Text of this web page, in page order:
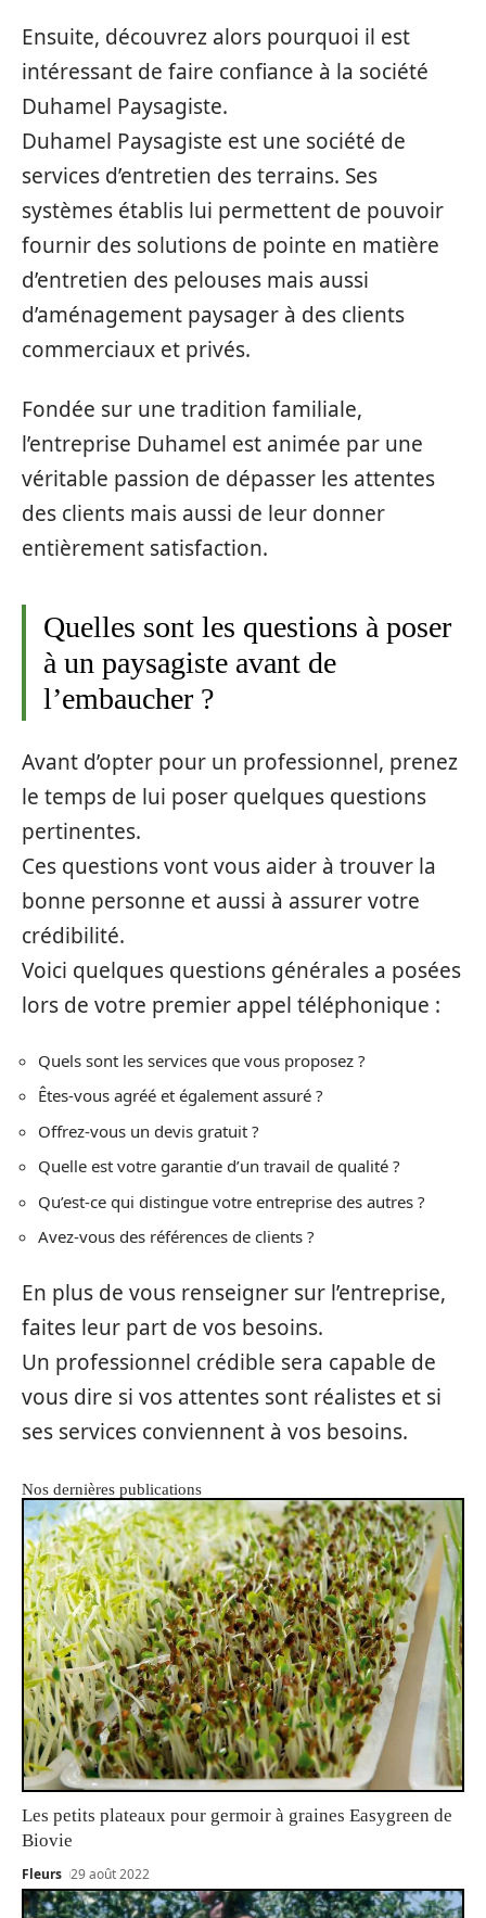
Ensuite, découvrez alors pourquoi il est
intéressant de faire confiance à la société
Duhamel Paysagiste.
Duhamel Paysagiste est une société de
services d’entretien des terrains. Ses
systèmes établis lui permettent de pouvoir
fournir des solutions de pointe en matière
d’entretien des pelouses mais aussi
d’aménagement paysager à des clients
commerciaux et privés.
Fondée sur une tradition familiale,
l’entreprise Duhamel est animée par une
véritable passion de dépasser les attentes
des clients mais aussi de leur donner
entièrement satisfaction.
Quelles sont les questions à poser
à un paysagiste avant de
l’embaucher ?
Avant d’opter pour un professionnel, prenez
le temps de lui poser quelques questions
pertinentes.
Ces questions vont vous aider à trouver la
bonne personne et aussi à assurer votre
crédibilité.
Voici quelques questions générales a posées
lors de votre premier appel téléphonique :
Quels sont les services que vous proposez ?
Êtes-vous agréé et également assuré ?
Offrez-vous un devis gratuit ?
Quelle est votre garantie d’un travail de qualité ?
Qu’est-ce qui distingue votre entreprise des autres ?
Avez-vous des références de clients ?
En plus de vous renseigner sur l’entreprise,
faites leur part de vos besoins.
Un professionnel crédible sera capable de
vous dire si vos attentes sont réalistes et si
ses services conviennent à vos besoins.
Nos dernières publications
Les petits plateaux pour germoir à graines Easygreen de
Biovie
Fleurs 29 août 2022